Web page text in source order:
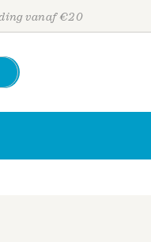
vanaf €20
Personen